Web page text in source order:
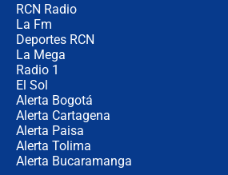
RCN Radio
La Fm
Deportes RCN
La Mega
Radio 1
El Sol
Alerta Bogotá
Alerta Cartagena
Alerta Paisa
Alerta Tolima
Alerta Bucaramanga